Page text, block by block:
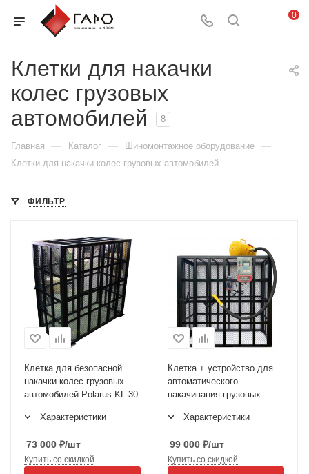
0
Клетки для накачки
колес грузовых
автомобилей
8
Главная — Каталог — Шиномонтажное оборудование —
Клетки для накачки колес грузовых автомобилей
ФИЛЬТР
Клетка для безопасной
накачки колес грузовых
автомобилей Polarus KL-30
Характеристики
73 000 ₽/шт
Купить со скидкой
Клетка + устройство для
автоматического
накачивания грузовых
Характеристики
99 000 ₽/шт
Купить со скидкой